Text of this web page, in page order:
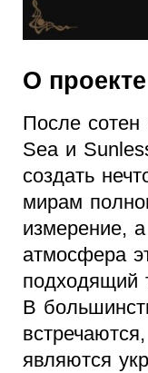
О проекте
После
Sea и
создать
мирам
измерение,
атмосфера
подходящий
В
являются